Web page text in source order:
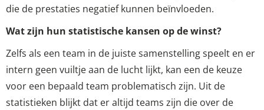
die de prestaties negatief kunnen beïnvloeden.
Wat zijn hun statistische kansen op de winst?
Zelfs als een team in de juiste samenstelling speelt en er
intern geen vuiltje aan de lucht lijkt, kan een de keuze
voor een bepaald team problematisch zijn. Uit de
statistieken blijkt dat er altijd teams zijn die over de